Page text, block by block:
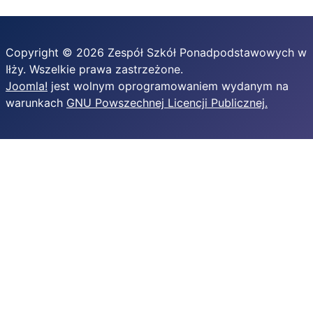
Copyright © 2026 Zespół Szkół Ponadpodstawowych w
Iłży. Wszelkie prawa zastrzeżone.
Joomla! jest wolnym oprogramowaniem wydanym na
warunkach GNU Powszechnej Licencji Publicznej.